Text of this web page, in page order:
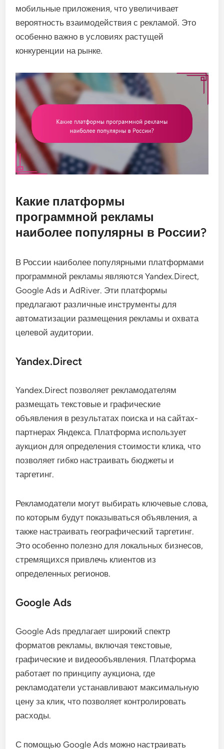
мобильные приложения, что увеличивает
вероятность взаимодействия с рекламой. Это
особенно важно в условиях растущей
конкуренции на рынке.
Какие платформы
программной рекламы
наиболее популярны в России?
В России наиболее популярными платформами
программной рекламы являются Yandex.Direct,
Google Ads и AdRiver. Эти платформы
предлагают различные инструменты для
автоматизации размещения рекламы и охвата
целевой аудитории.
Yandex.Direct
Yandex.Direct позволяет рекламодателям
размещать текстовые и графические
объявления в результатах поиска и на сайтах-
партнерах Яндекса. Платформа использует
аукцион для определения стоимости клика, что
позволяет гибко настраивать бюджеты и
таргетинг.
Рекламодатели могут выбирать ключевые слова,
по которым будут показываться объявления, а
также настраивать географический таргетинг.
Это особенно полезно для локальных бизнесов,
стремящихся привлечь клиентов из
определенных регионов.
Google Ads
Google Ads предлагает широкий спектр
форматов рекламы, включая текстовые,
графические и видеообъявления. Платформа
работает по принципу аукциона, где
рекламодатели устанавливают максимальную
цену за клик, что позволяет контролировать
расходы.
С помощью Google Ads можно настраивать